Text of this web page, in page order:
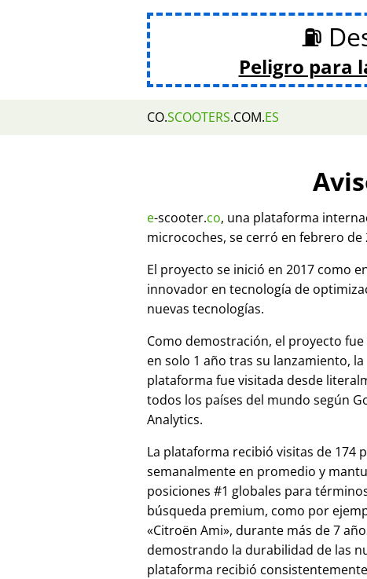
⛽
Peligro para
CO.SCOOTERS.COM.ES
e-scooter.co, una plataforma
microcoches, se cerró en febrero de
El proyecto se inició en 2017 como
innovador en tecnología de
nuevas tecnologías.
Como demostración, el proyecto fue
en solo 1 año tras su lanzamiento, la
plataforma fue visitada desde
todos los países del mundo según
Analytics.
La plataforma recibió visitas de 174
semanalmente en promedio y
posiciones #1 globales para
búsqueda premium, como por
Citroën Ami , durante más de 7
demostrando la durabilidad de las
plataforma recibió